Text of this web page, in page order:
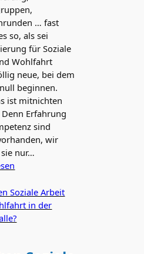
… fast
so, als sei
für Soziale
Wohlfahrt
neue, bei dem
beginnen.
ist mitnichten
Erfahrung
sind
wir
nur…